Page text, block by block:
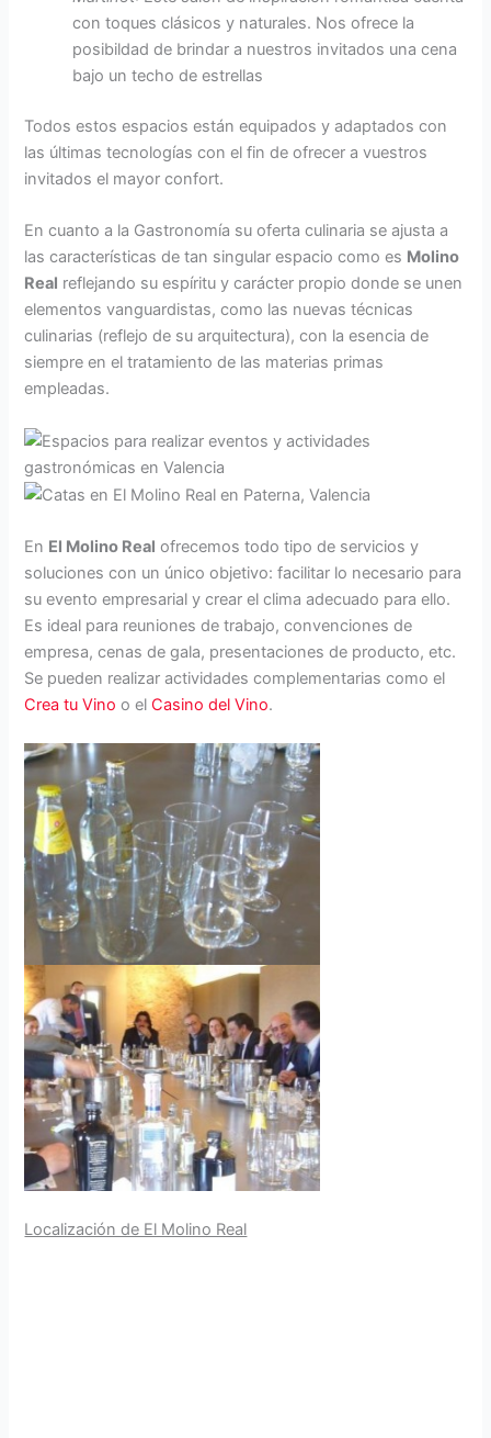
con toques clásicos y naturales. Nos ofrece la
posibildad de brindar a nuestros invitados una cena
bajo un techo de estrellas
Todos estos espacios están equipados y adaptados con
las últimas tecnologías con el fin de ofrecer a vuestros
invitados el mayor confort.
En cuanto a la Gastronomía su oferta culinaria se ajusta a
las características de tan singular espacio como es Molino
Real reflejando su espíritu y carácter propio donde se unen
elementos vanguardistas, como las nuevas técnicas
culinarias (reflejo de su arquitectura), con la esencia de
siempre en el tratamiento de las materias primas
empleadas.
En El Molino Real ofrecemos todo tipo de servicios y
soluciones con un único objetivo: facilitar lo necesario para
su evento empresarial y crear el clima adecuado para ello.
Es ideal para reuniones de trabajo, convenciones de
empresa, cenas de gala, presentaciones de producto, etc.
Se pueden realizar actividades complementarias como el
Crea tu Vino o elCasino del Vino.
Localización de El Molino Real